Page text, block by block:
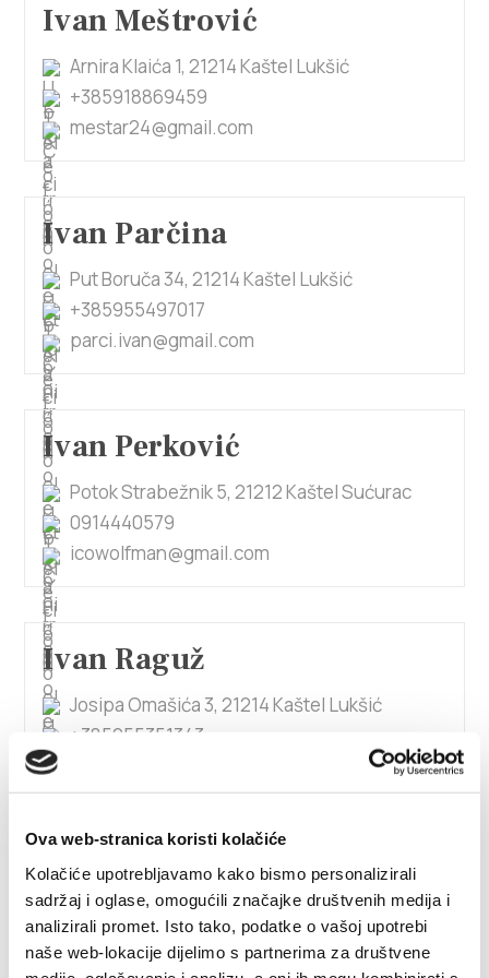
Ova web-stranica koristi kolačiće
Kolačiće upotrebljavamo kako bismo personalizirali
sadržaj i oglase, omogućili značajke društvenih medija i
analizirali promet. Isto tako, podatke o vašoj upotrebi
naše web-lokacije dijelimo s partnerima za društvene
Ivan Meštrović
Arnira Klaića 1, 21214 Kaštel Lukšić
+385918869459
mestar24@gmail.com
Ivan Parčina
Put Boruča 34, 21214 Kaštel Lukšić
+385955497017
parci.ivan@gmail.com
Ivan Perković
Potok Strabežnik 5, 21212 Kaštel Sućurac
0914440579
icowolfman@gmail.com
Ivan Raguž
Josipa Omašića 3, 21214 Kaštel Lukšić
+385955351343
Ivan Rajčić
Sela 63 A, 21212 Kaštel Sućurac
+385915593124